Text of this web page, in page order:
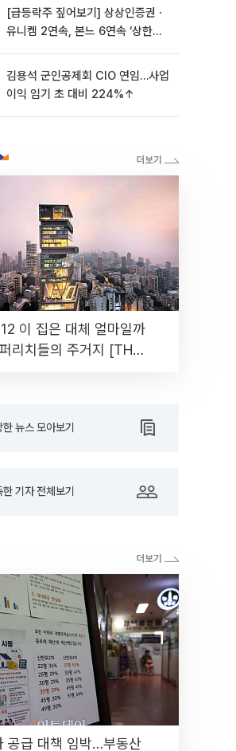
[급등락주 짚어보기] 상상인증권ㆍ
유니켐 2연속, 본느 6연속 ‘상한
김용석 군인공제회 CIO 연임…사업
이익 임기 초 대비 224%↑
이 집은 대체 얼마일까
리치들의 주거지 [THE
뉴스 모아보기
기자 전체보기
공급 대책 임박…부동산